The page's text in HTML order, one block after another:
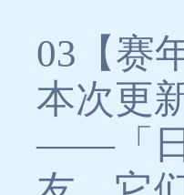
03【赛
本次更
——「日